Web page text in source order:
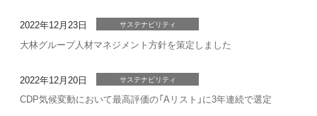
2022年12月23日 サステナビリティ
大林グループ人材マネジメント方針を策定しました
2022年12月20日 サステナビリティ
CDP気候変動において最高評価の「Aリスト」に3年連続で選定